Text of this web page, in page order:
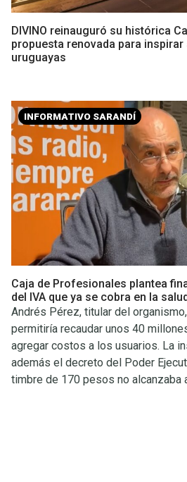
DIVINO reinauguró su histórica
propuesta renovada para
uruguayas
INFORMATIVO SARANDÍ
Caja de Profesionales plantea
del IVA que ya se cobra en la
Andrés Pérez, titular del
permitiría recaudar unos 40
agregar costos a los usuarios. La
además el decreto del Poder
timbre de 170 pesos no alcanzaba